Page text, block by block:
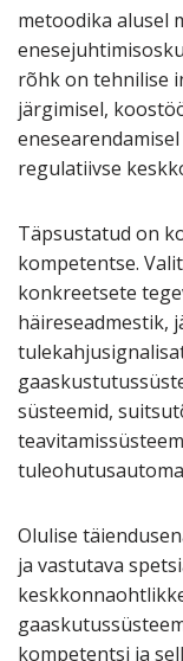
metoodika alusel
rõhk on tehnilise
järgimisel,
regulatiivse
Täpsustatud on
kompetentse.
konkreetsete
häireseadmestik,
süsteemid,
Olulise
ja vastutava
kompetentsi ja